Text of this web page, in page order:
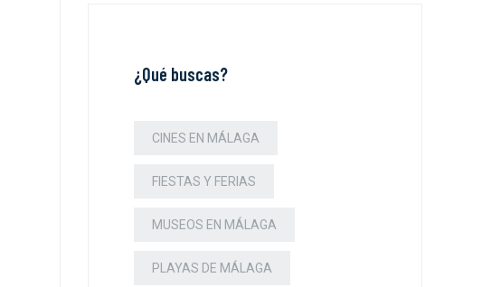
¿Qué buscas?
CINES EN MÁLAGA
FIESTAS Y FERIAS
MUSEOS EN MÁLAGA
PLAYAS DE MÁLAGA